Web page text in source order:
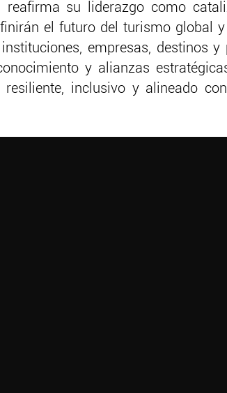
reafirma su liderazgo como
el futuro del turismo global
empresas, destinos y
y alianzas
inclusivo y alineado